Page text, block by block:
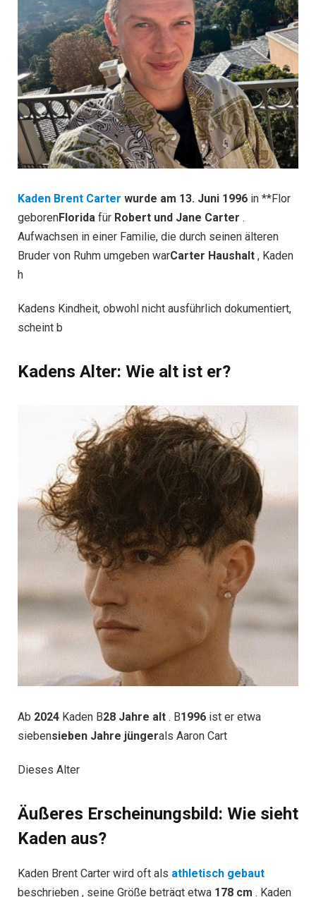
Kaden Brent Carter wurde am 13. Juni 1996 in **Flor
geborenFlorida für Robert und Jane Carter .
Aufwachsen in einer Familie, die durch seinen älteren
Bruder von Ruhm umgeben warCarter Haushalt , Kaden
h
Kadens Kindheit, obwohl nicht ausführlich dokumentiert,
scheint b
Kadens Alter: Wie alt ist er?
Ab 2024 Kaden B28 Jahre alt . B1996 ist er etwa
siebensieben Jahre jüngerals Aaron Cart
Dieses Alter
Äußeres Erscheinungsbild: Wie sieht
Kaden aus?
Kaden Brent Carter wird oft als athletisch gebaut
beschrieben , seine Größe beträgt etwa 178 cm . Kaden